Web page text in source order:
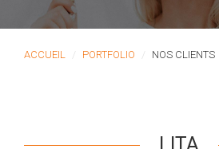
ACCUEIL PORTFOLIO NOS CLIENTS